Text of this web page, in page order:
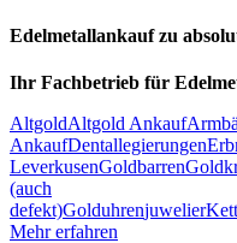
Edelmetallankauf zu
Ihr Fachbetrieb für
AltgoldAltgold Ankauf
AnkaufDentallegierungen
LeverkusenGoldbarren
(auch
defekt)Golduhrenjuwelier
Mehr erfahren